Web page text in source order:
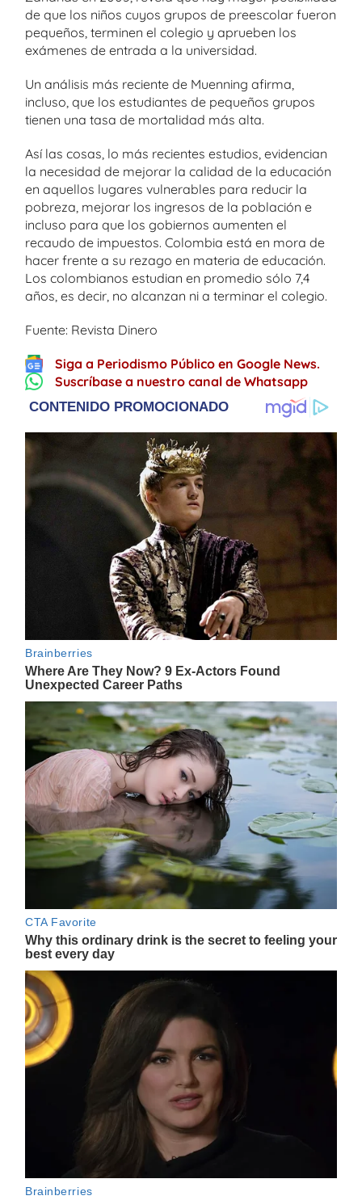
de que los niños cuyos grupos de preescolar fueron
pequeños, terminen el colegio y aprueben los
exámenes de entrada a la universidad.
Un análisis más reciente de Muenning afirma,
incluso, que los estudiantes de pequeños grupos
tienen una tasa de mortalidad más alta.
Así las cosas, lo más recientes estudios, evidencian
la necesidad de mejorar la calidad de la educación
en aquellos lugares vulnerables para reducir la
pobreza, mejorar los ingresos de la población e
incluso para que los gobiernos aumenten el
recaudo de impuestos. Colombia está en mora de
hacer frente a su rezago en materia de educación.
Los colombianos estudian en promedio sólo 7,4
años, es decir, no alcanzan ni a terminar el colegio.
Fuente: Revista Dinero
Siga a Periodismo Público en Google News.
Suscríbase a nuestro canal de Whatsapp